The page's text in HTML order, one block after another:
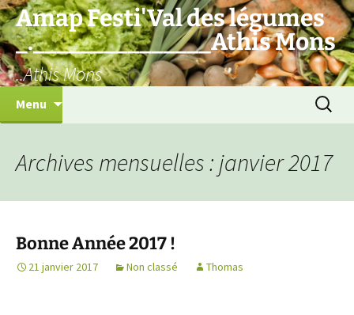
Aller
au
contenu
Amap Festi'Val des légumes
_._______________Athis Mons
..Athis Mons
Menu
Archives mensuelles : janvier 2017
Bonne Année 2017 !
21 janvier 2017 Non classé Thomas